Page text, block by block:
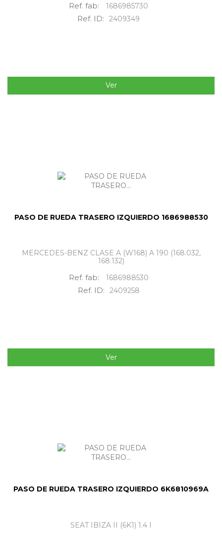
Ref. fab: 1686985730
Ref. ID: 2409349
Ver
PASO DE RUEDA TRASERO IZQUIERDO 1686988530
MERCEDES-BENZ CLASE A (W168) A 190 (168.032,
168.132)
Ref. fab: 1686988530
Ref. ID: 2409258
Ver
PASO DE RUEDA TRASERO IZQUIERDO 6K6810969A
SEAT IBIZA II (6K1) 1.4 I